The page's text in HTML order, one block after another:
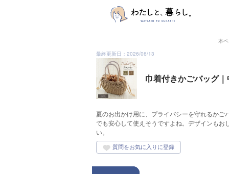
本
最終更新日：2026/06/13
巾着付きかごバッグ
夏のお出かけ用に、プライバシーを守れるか
でも安心して使えそうですよね。デザインも
い。